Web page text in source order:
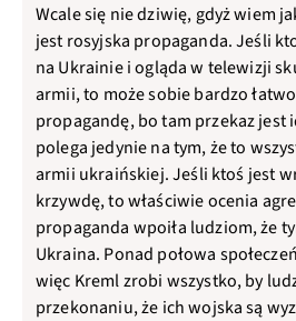
Wcale się nie dziwię, gdyż wiem
jest rosyjska propaganda. Jeśli
na Ukrainie i ogląda w telewizji
armii, to może sobie bardzo
propagandę, bo tam przekaz jest
polega jedynie na tym, że to
armii ukraińskiej. Jeśli ktoś jest
krzywdę, to właściwie ocenia
propaganda wpoiła ludziom, że
Ukraina. Ponad połowa
więc Kreml zrobi wszystko, by
przekonaniu, że ich wojska są